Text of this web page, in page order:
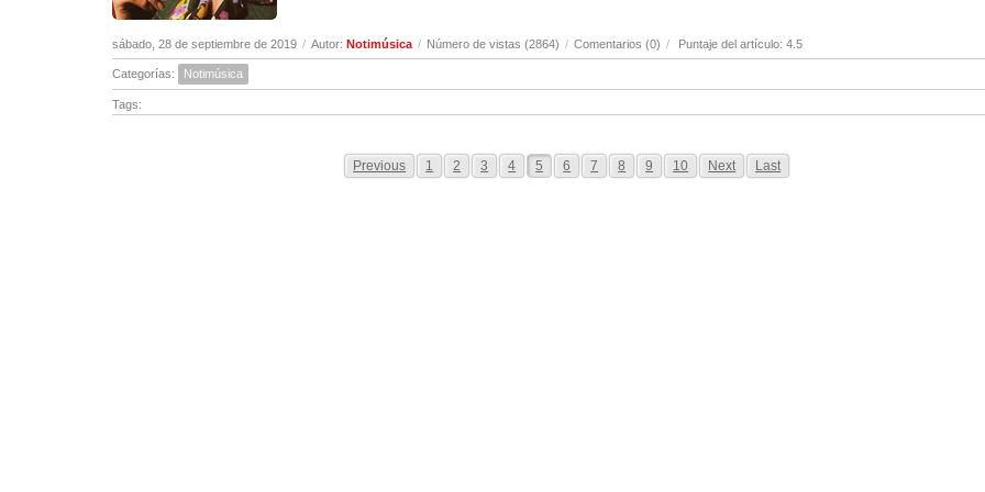
sábado, 28 de septiembre de 2019 / Autor: Notimúsica / Número de vistas (2864) / Comentarios (0) / Puntaje del artículo: 4.5
Categorías: Notimúsica
Tags:
Previous 1 2 3 4 5 6 7 8 9 10 Next Last